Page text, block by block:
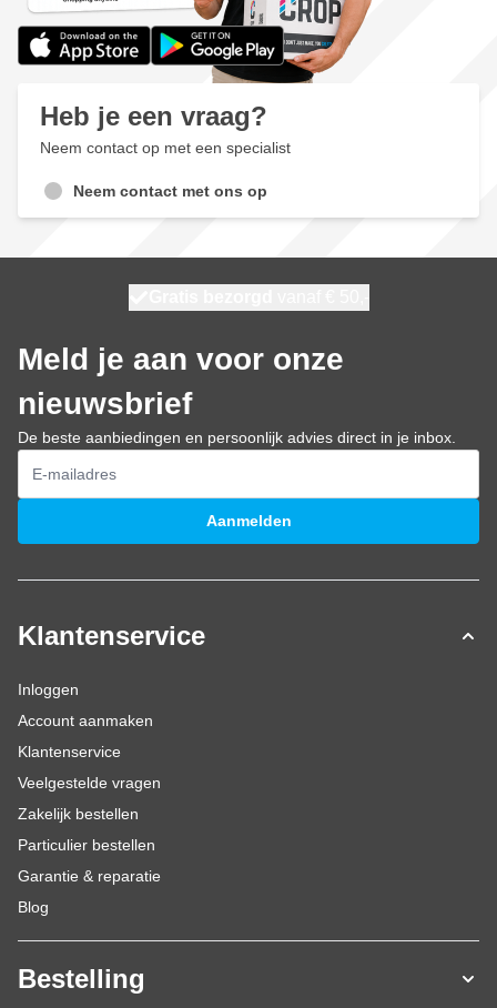
Heb je een vraag?
Neem contact op met een specialist
Neem contact met ons op
Meld je aan voor onze
nieuwsbrief
De beste aanbiedingen en persoonlijk advies direct in je inbox.
E-mailadres
Aanmelden
Klantenservice
Inloggen
Account aanmaken
Klantenservice
Veelgestelde vragen
Zakelijk bestellen
Particulier bestellen
Garantie & reparatie
Blog
Bestelling